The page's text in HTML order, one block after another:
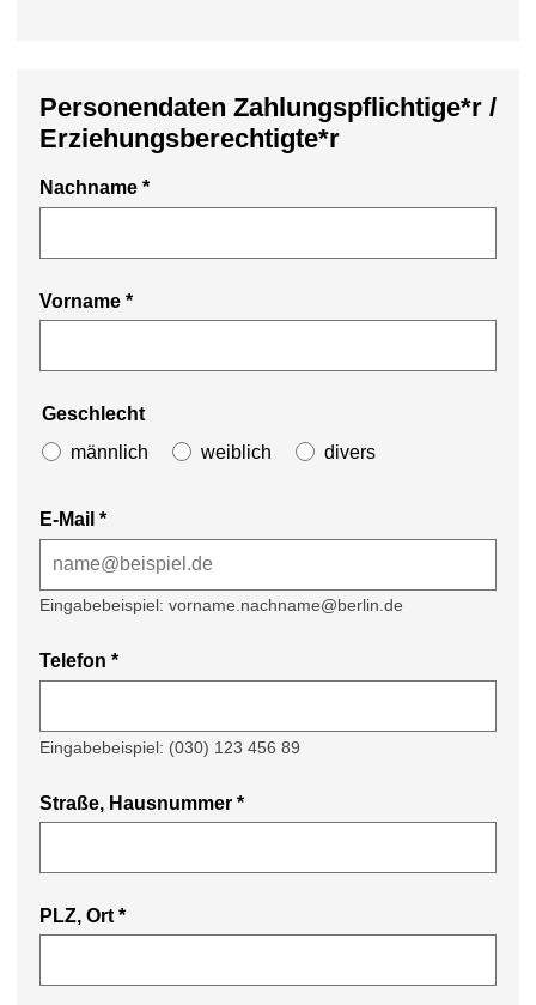
Personendaten Zahlungspflichtige*r /
Erziehungsberechtigte*r
Nachname *
Vorname *
Geschlecht
männlich
weiblich divers
E-Mail *
Eingabebeispiel: vorname.nachname@berlin.de
Telefon *
Eingabebeispiel: (030) 123 456 89
Straße, Hausnummer *
PLZ, Ort *